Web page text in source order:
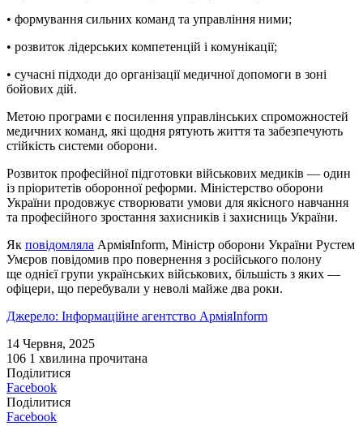
• формування сильних команд та управління ними;
• розвиток лідерських компетенцій і комунікації;
• сучасні підходи до організації медичної допомоги в зоні
бойових дій.
Метою програми є посилення управлінських спроможностей
медичних команд, які щодня рятують життя та забезпечують
стійкість системи оборони.
Розвиток професійної підготовки військових медиків — один
із пріоритетів оборонної реформи. Міністерство оборони
України продовжує створювати умови для якісного навчання
та професійного зростання захисників і захисниць України.
Як повідомляла АрміяInform, Міністр оборони України Рустем
Умєров повідомив про повернення з російського полону
ще однієї групи українських військових, більшість з яких —
офіцери, що перебували у неволі майже два роки.
Джерело: Інформаційне агентство АрміяInform
14 Червня, 2025
106 1 хвилина прочитана
Поділитися
Facebook
Поділитися
Facebook